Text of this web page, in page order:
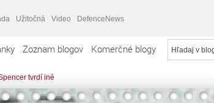
Užitočná Video DefenceNews
Zoznam blogov Komerčné blogy
tvrdí iné